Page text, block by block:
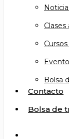
Clases
Bolsa
Contacto
Bolsa de